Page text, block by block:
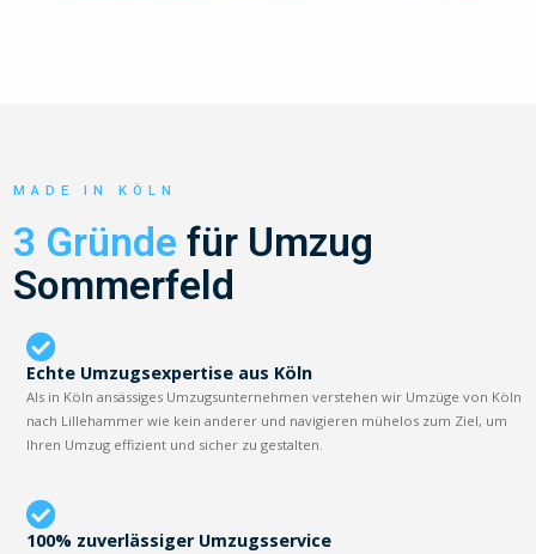
MADE IN KÖLN
3 Gründe für Umzug
Sommerfeld
Echte Umzugsexpertise aus Köln
Als in Köln ansässiges Umzugsunternehmen verstehen wir Umzüge von Köln
nach Lillehammer wie kein anderer und navigieren mühelos zum Ziel, um
Ihren Umzug effizient und sicher zu gestalten.
100% zuverlässiger Umzugsservice